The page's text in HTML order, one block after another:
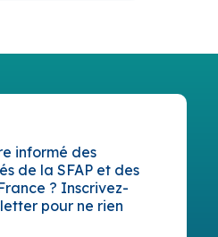
informé des
de la SFAP et des
? Inscrivez-
pour ne rien